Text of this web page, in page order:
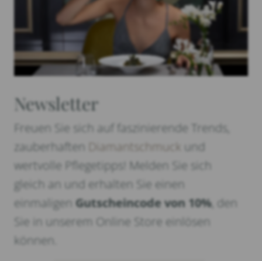
Newsletter
Freuen Sie sich auf faszinierende Trends,
zauberhaften
Diamantschmuck
und
wertvolle Pflegetipps! Melden Sie sich
gleich an und erhalten Sie einen
einmaligen Gutscheincode von 10%, den
Sie in unserem Online Store einlösen
können.